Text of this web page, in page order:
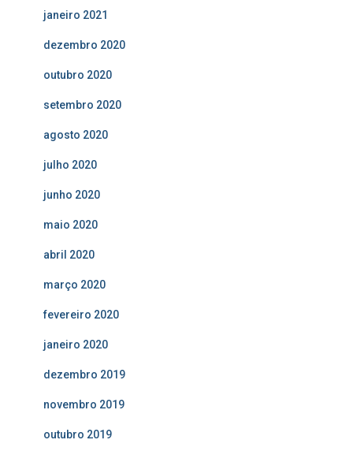
janeiro 2021
dezembro 2020
outubro 2020
setembro 2020
agosto 2020
julho 2020
junho 2020
maio 2020
abril 2020
março 2020
fevereiro 2020
janeiro 2020
dezembro 2019
novembro 2019
outubro 2019